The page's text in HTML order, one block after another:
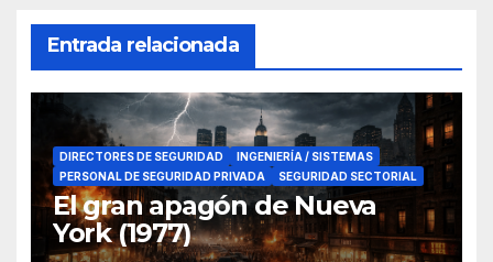
Entrada relacionada
DIRECTORES DE SEGURIDAD
INGENIERÍA / SISTEMAS
PERSONAL DE SEGURIDAD PRIVADA
SEGURIDAD SECTORIAL
El gran apagón de Nueva
York (1977)